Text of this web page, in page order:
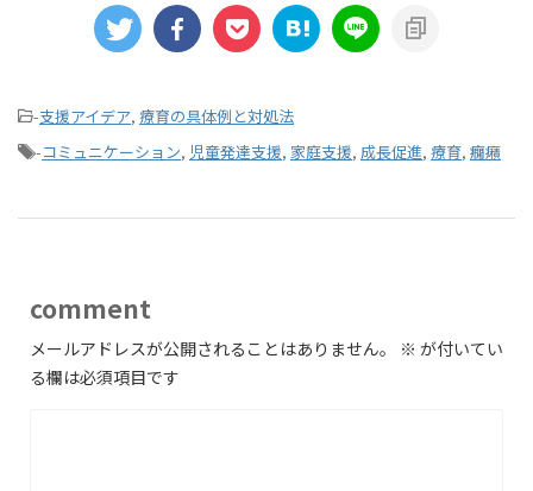
-支援アイデア, 療育の具体例と対処法
-コミュニケーション, 児童発達支援, 家庭支援, 成長促進, 療育, 癇癪
comment
メールアドレスが公開されることはありません。 ※ が付いてい
る欄は必須項目です